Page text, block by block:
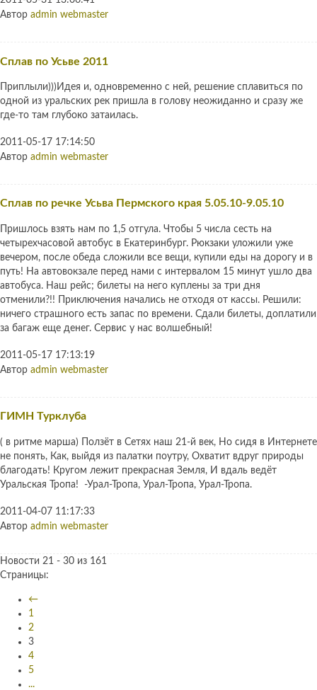
Автор admin webmaster
Сплав по Усьве 2011
Приплыли)))Идея и, одновременно с ней, решение сплавиться по
одной из уральских рек пришла в голову неожиданно и сразу же
где-то там глубоко затаилась.
2011-05-17 17:14:50
Автор admin webmaster
Сплав по речке Усьва Пермского края 5.05.10-9.05.10
Пришлось взять нам по 1,5 отгула. Чтобы 5 числа сесть на
четырехчасовой автобус в Екатеринбург. Рюкзаки уложили уже
вечером, после обеда сложили все вещи, купили еды на дорогу и в
путь! На автовокзале перед нами с интервалом 15 минут ушло два
автобуса. Наш рейс; билеты на него куплены за три дня
отменили?!! Приключения начались не отходя от кассы. Решили:
ничего страшного есть запас по времени. Сдали билеты, доплатили
за багаж еще денег. Сервис у нас волшебный!
2011-05-17 17:13:19
Автор admin webmaster
ГИМН Турклуба
( в ритме марша) Ползёт в Сетях наш 21-й век, Но сидя в Интернете
не понять, Как, выйдя из палатки поутру, Охватит вдруг природы
благодать! Кругом лежит прекрасная Земля, И вдаль ведёт
Уральская Тропа! -Урал-Тропа, Урал-Тропа, Урал-Тропа.
2011-04-07 11:17:33
Автор admin webmaster
Новости 21 - 30 из 161
Страницы:
←
1
2
3
4
5
...